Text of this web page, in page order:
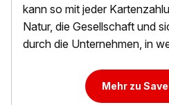
kann so mit jeder
Natur, die Gesellschaft und
durch die Unternehmen, in
Mehr zu